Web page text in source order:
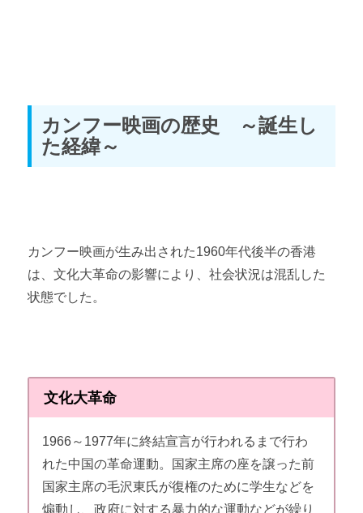
カンフー映画の歴史 ～誕生し
た経緯～
カンフー映画が生み出された1960年代後半の香港
は、文化大革命の影響により、社会状況は混乱した
状態でした。
文化大革命
1966～1977年に終結宣言が行われるまで行わ
れた中国の革命運動。国家主席の座を譲った前
国家主席の毛沢東氏が復権のために学生などを
煽動し、政府に対する暴力的な運動などが繰り